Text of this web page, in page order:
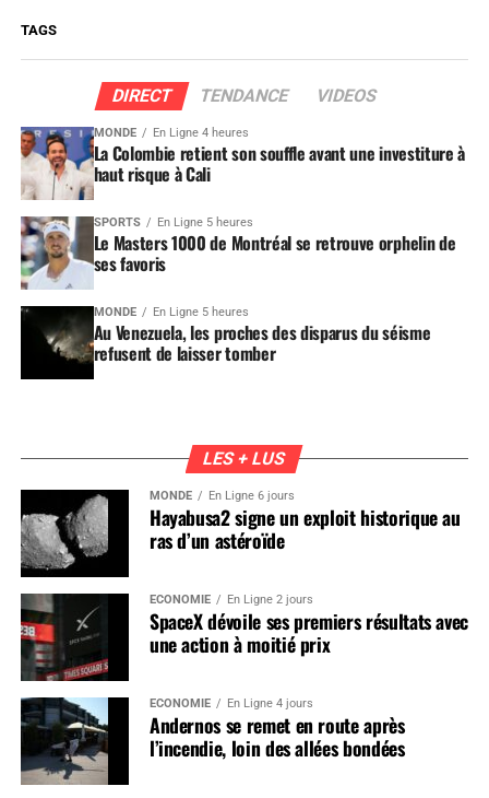
TAGS
DIRECT TENDANCE VIDEOS
MONDE En Ligne 4 heures
La Colombie retient son souffle avant une investiture à
haut risque à Cali
SPORTS En Ligne 5 heures
Le Masters 1000 de Montréal se retrouve orphelin de
ses favoris
MONDE En Ligne 5 heures
Au Venezuela, les proches des disparus du séisme
refusent de laisser tomber
LES + LUS
MONDE En Ligne 6 jours
Hayabusa2 signe un exploit historique au
ras d’un astéroïde
ÉCONOMIE En Ligne 2 jours
SpaceX dévoile ses premiers résultats avec
une action à moitié prix
ÉCONOMIE En Ligne 4 jours
Andernos se remet en route après
l’incendie, loin des allées bondées